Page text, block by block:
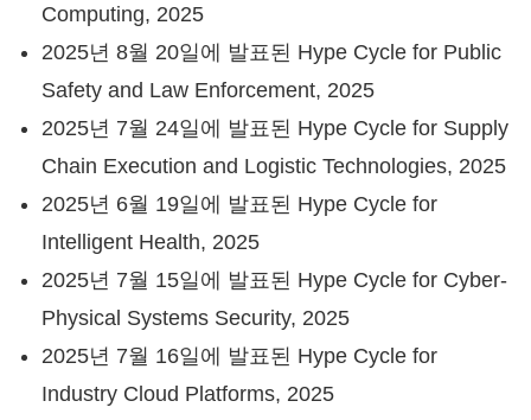
Computing, 2025
2025년 8월 20일에 발표된 Hype Cycle for Public
Safety and Law Enforcement, 2025
2025년 7월 24일에 발표된 Hype Cycle for Supply
Chain Execution and Logistic Technologies, 2025
2025년 6월 19일에 발표된 Hype Cycle for
Intelligent Health, 2025
2025년 7월 15일에 발표된 Hype Cycle for Cyber-
Physical Systems Security, 2025
2025년 7월 16일에 발표된 Hype Cycle for
Industry Cloud Platforms, 2025